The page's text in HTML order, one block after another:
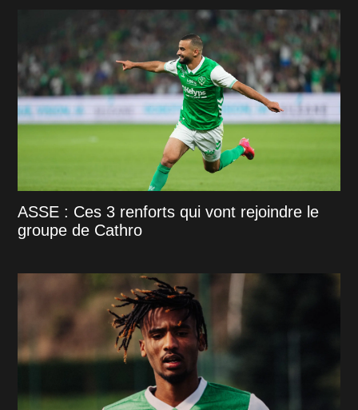
ASSE : Ces 3 renforts qui vont rejoindre le
groupe de Cathro